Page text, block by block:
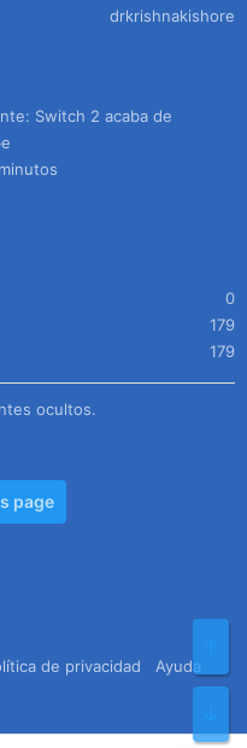
drkrishnakishore
Switch 2 acaba de
0
179
179
ocultos.
page
de privacidad
Ayuda